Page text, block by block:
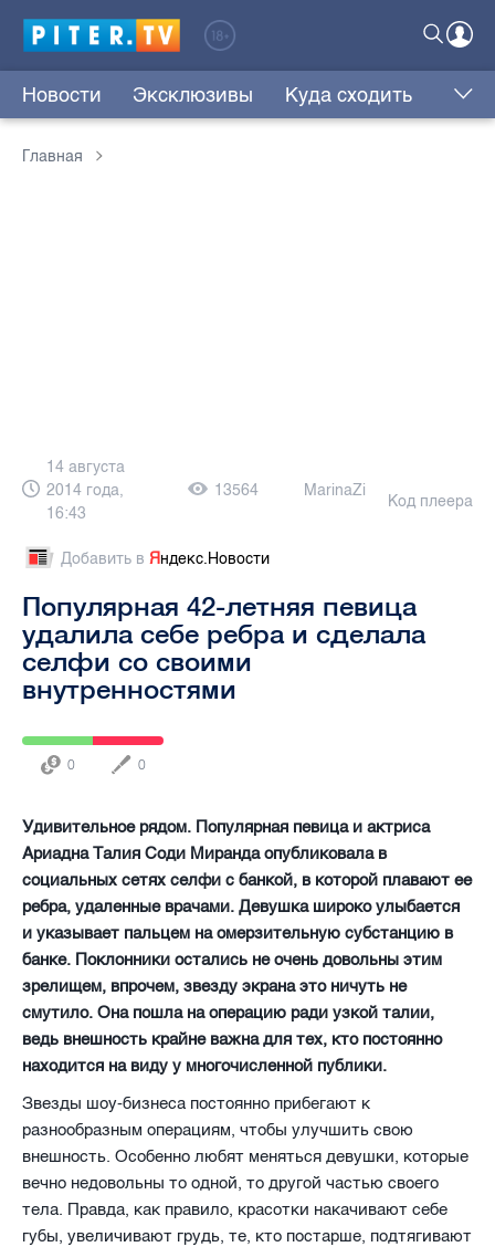
Новости Эксклюзивы Куда сходить
Главная
14 августа
2014 года,
16:43
13564 MarinaZi
Код плеера
Добавить в Яндекс.Новости
Популярная 42-летняя певица
удалила себе ребра и сделала
селфи со своими
внутренностями
0 0
Удивительное рядом. Популярная певица и актриса
Ариадна Талия Соди Миранда опубликовала в
социальных сетях селфи с банкой, в которой плавают ее
ребра, удаленные врачами. Девушка широко улыбается
и указывает пальцем на омерзительную субстанцию в
банке. Поклонники остались не очень довольны этим
зрелищем, впрочем, звезду экрана это ничуть не
смутило. Она пошла на операцию ради узкой талии,
ведь внешность крайне важна для тех, кто постоянно
находится на виду у многочисленной публики.
Звезды шоу-бизнеса постоянно прибегают к
разнообразным операциям, чтобы улучшить свою
внешность. Особенно любят меняться девушки, которые
вечно недовольны то одной, то другой частью своего
тела. Правда, как правило, красотки накачивают себе
губы, увеличивают грудь, те, кто постарше, подтягивают